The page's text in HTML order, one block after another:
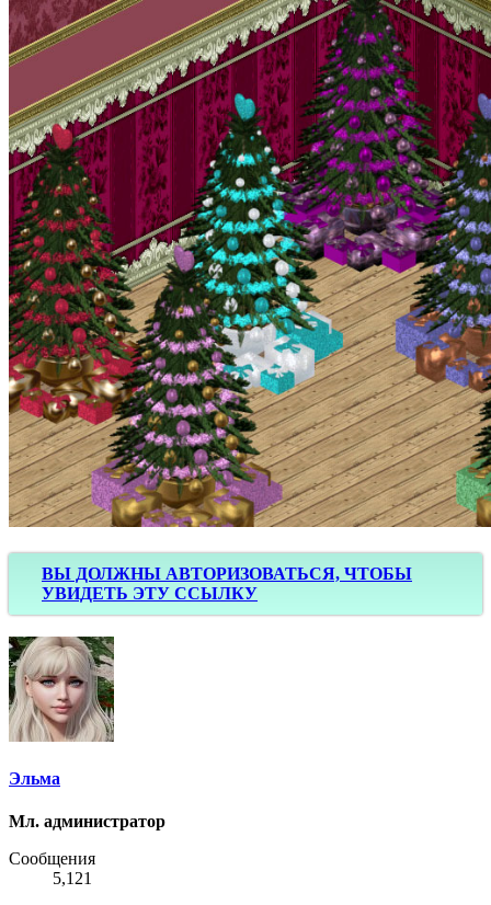
ВЫ ДОЛЖНЫ АВТОРИЗОВАТЬСЯ, ЧТОБЫ
УВИДЕТЬ ЭТУ ССЫЛКУ
Эльма
Мл. администратор
Сообщения
5,121